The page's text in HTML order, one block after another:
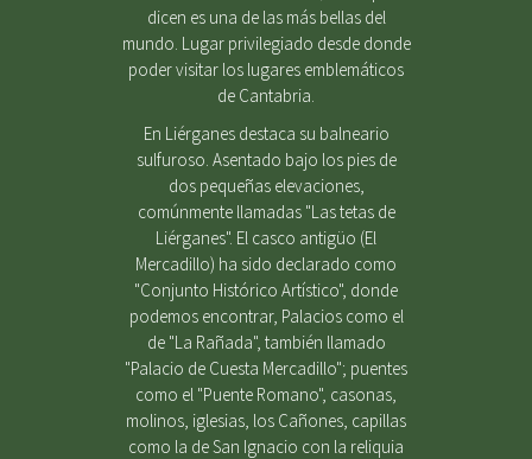
dicen es una de las más bellas del
mundo. Lugar privilegiado desde donde
poder visitar los lugares emblemáticos
de Cantabria.
En Liérganes destaca su balneario
sulfuroso. Asentado bajo los pies de
dos pequeñas elevaciones,
comúnmente llamadas "Las tetas de
Liérganes". El casco antigüo (El
Mercadillo) ha sido declarado como
"Conjunto Histórico Artístico", donde
podemos encontrar, Palacios como el
de "La Rañada", también llamado
"Palacio de Cuesta Mercadillo"; puentes
como el "Puente Romano", casonas,
molinos, iglesias, los Cañones, capillas
como la de San Ignacio con la reliquia